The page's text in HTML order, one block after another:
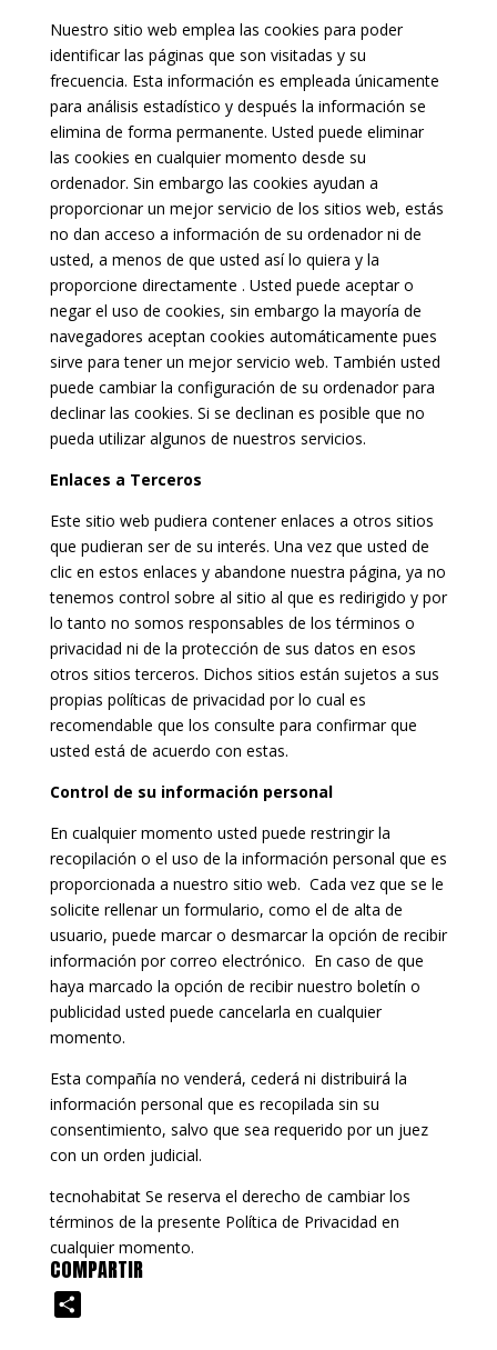
Nuestro sitio web emplea las cookies para poder
identificar las páginas que son visitadas y su
frecuencia. Esta información es empleada únicamente
para análisis estadístico y después la información se
elimina de forma permanente. Usted puede eliminar
las cookies en cualquier momento desde su
ordenador. Sin embargo las cookies ayudan a
proporcionar un mejor servicio de los sitios web, estás
no dan acceso a información de su ordenador ni de
usted, a menos de que usted así lo quiera y la
proporcione directamente . Usted puede aceptar o
negar el uso de cookies, sin embargo la mayoría de
navegadores aceptan cookies automáticamente pues
sirve para tener un mejor servicio web. También usted
puede cambiar la configuración de su ordenador para
declinar las cookies. Si se declinan es posible que no
pueda utilizar algunos de nuestros servicios.
Enlaces a Terceros
Este sitio web pudiera contener enlaces a otros sitios
que pudieran ser de su interés. Una vez que usted de
clic en estos enlaces y abandone nuestra página, ya no
tenemos control sobre al sitio al que es redirigido y por
lo tanto no somos responsables de los términos o
privacidad ni de la protección de sus datos en esos
otros sitios terceros. Dichos sitios están sujetos a sus
propias políticas de privacidad por lo cual es
recomendable que los consulte para confirmar que
usted está de acuerdo con estas.
Control de su información personal
En cualquier momento usted puede restringir la
recopilación o el uso de la información personal que es
proporcionada a nuestro sitio web. Cada vez que se le
solicite rellenar un formulario, como el de alta de
usuario, puede marcar o desmarcar la opción de recibir
información por correo electrónico. En caso de que
haya marcado la opción de recibir nuestro boletín o
publicidad usted puede cancelarla en cualquier
momento.
Esta compañía no venderá, cederá ni distribuirá la
información personal que es recopilada sin su
consentimiento, salvo que sea requerido por un juez
con un orden judicial.
tecnohabitat Se reserva el derecho de cambiar los
términos de la presente Política de Privacidad en
cualquier momento.
COMPARTIR